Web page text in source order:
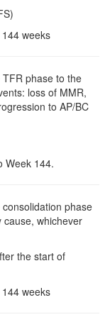
weeks
phase to the
loss of MMR,
to AP/BC
Week 144.
phase
cause, whichever
the start of
weeks